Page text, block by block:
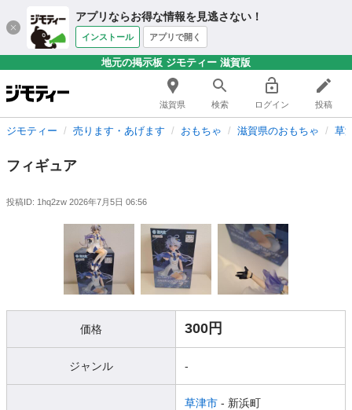
アプリならお得な情報を見逃さない！
インストール アプリで開く
地元の掲示板 ジモティー 滋賀版
滋賀県 検索 ログイン 投稿
ジモティー 売ります・あげます おもちゃ 滋賀県のおもちゃ 草
フィギュア
投稿ID: 1hq2zw 2026年7月5日 06:56
価格 300円
ジャンル -
草津市 - 新浜町